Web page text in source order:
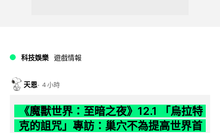
科技娛樂 遊戲情報
天恩 4 小時
《魔獸世界：至暗之夜》12.1 「烏拉特
克的詛咒」專訪：巢穴不為提高世界首